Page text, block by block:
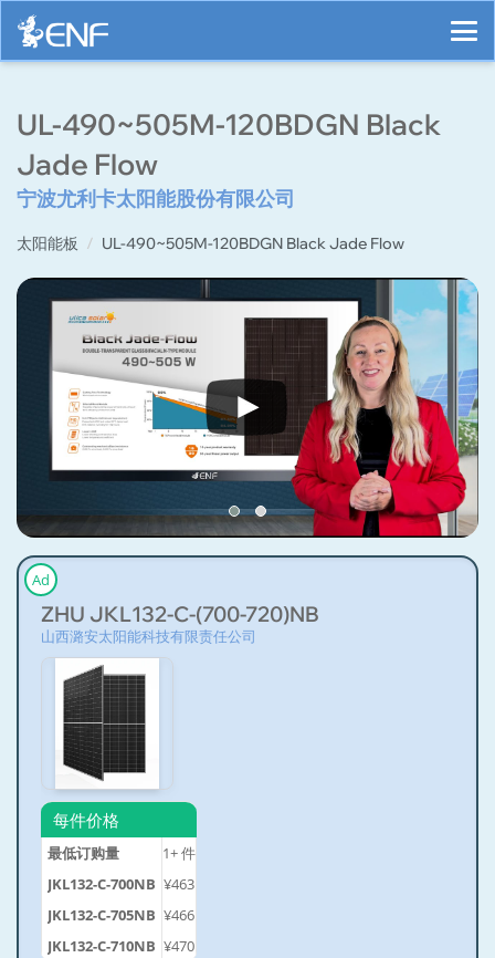
UL-490~505M-120BDGN Black
Jade Flow
宁波尤利卡太阳能股份有限公司
太阳能板 UL-490~505M-120BDGN Black Jade Flow
Ad
ZHU JKL132-C-(700-720)NB
山西潞安太阳能科技有限责任公司
每件价格
最低订购量 1+件
JKL132-C-700NB ¥463
JKL132-C-705NB ¥466
JKL132-C-710NB ¥470